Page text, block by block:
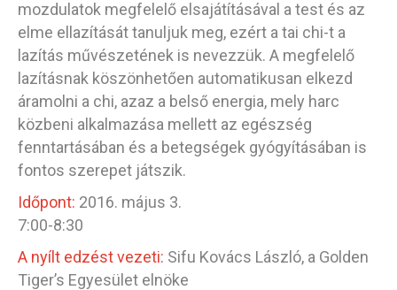
mozdulatok megfelelő elsajátításával a test és az
elme ellazítását tanuljuk meg, ezért a tai chi-t a
lazítás művészetének is nevezzük. A megfelelő
lazításnak köszönhetően automatikusan elkezd
áramolni a chi, azaz a belső energia, mely harc
közbeni alkalmazása mellett az egészség
fenntartásában és a betegségek gyógyításában is
fontos szerepet játszik.
Időpont: 2016. május 3.
7:00-8:30
A nyílt edzést vezeti: Sifu Kovács László, a Golden
Tiger’s Egyesület elnöke